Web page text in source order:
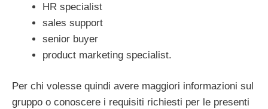
HR specialist
sales support
senior buyer
product marketing specialist.
Per chi volesse quindi avere maggiori informazioni sul
gruppo o conoscere i requisiti richiesti per le presenti